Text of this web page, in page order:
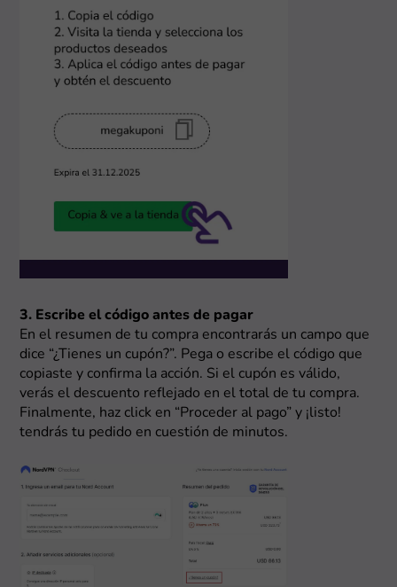
3. Escribe el código antes de pagar
En el resumen de tu compra encontrarás un campo que
dice “¿Tienes un cupón?”. Pega o escribe el código que
copiaste y confirma la acción. Si el cupón es válido,
verás el descuento reflejado en el total de tu compra.
Finalmente, haz click en “Proceder al pago” y ¡listo!
tendrás tu pedido en cuestión de minutos.